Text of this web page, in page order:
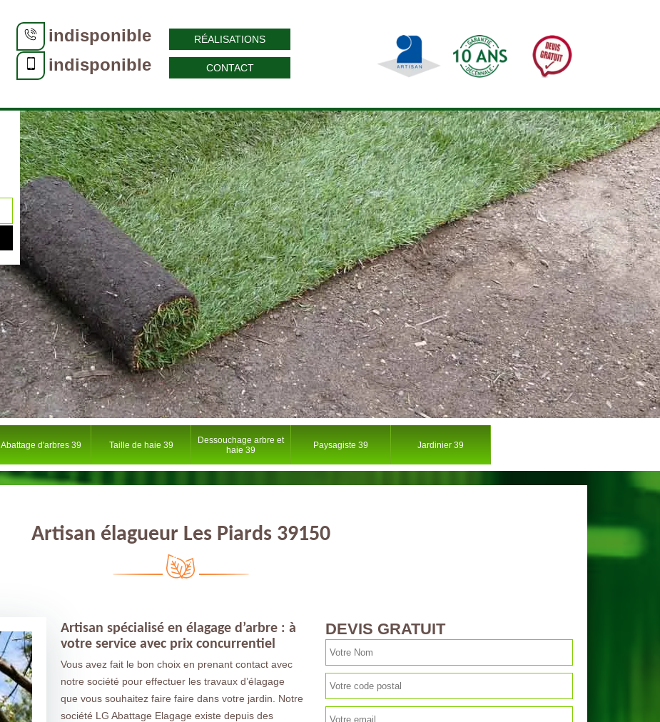
indisponible
indisponible
RÉALISATIONS
CONTACT
Abattage d'arbres 39 Taille de haie 39
Dessouchage arbre et
haie 39
Paysagiste 39 Jardinier 39
Artisan élagueur Les Piards 39150
Artisan spécialisé en élagage d’arbre : à
votre service avec prix concurrentiel
Vous avez fait le bon choix en prenant contact avec
notre société pour effectuer les travaux d’élagage
que vous souhaitez faire faire dans votre jardin. Notre
société LG Abattage Elagage existe depuis des
DEVIS GRATUIT